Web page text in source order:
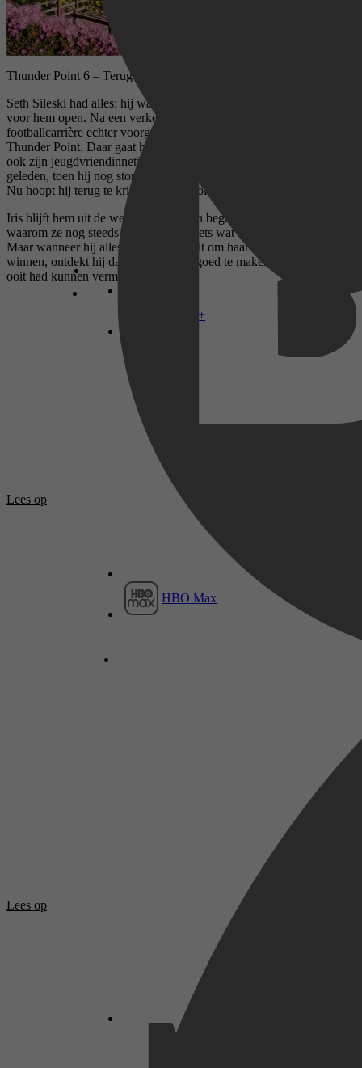
Disney+
HBO Max
Thunder Point 6 – Terug naar jou De Thunder Pointserie
Seth Sileski had alles: hij was sportief, populair en de toekomst lag
voor hem open. Na een verkeersongeluk is zijn veelbelovende
footballcarrière echter voorgoed voorbij, en keert hij terug naar
Thunder Point. Daar gaat hij als politieagent aan de slag. Hij loopt
ook zijn jeugdvriendinnetje Iris weer tegen het lijf. Ooit, lang
geleden, toen hij nog stom en onbezonnen was, brak hij haar hart…
Nu hoopt hij terug te krijgen wat ze ooit hadden.
Iris blijft hem uit de weg gaan, en Seth begrijpt niet helemaal
waarom ze nog steeds zo boos is om iets wat lang geleden gebeurde.
Maar wanneer hij alles uit de kast haalt om haar weer voor zich te
winnen, ontdekt hij dat hij veel meer goed te maken heeft dan hij
ooit had kunnen vermoeden…
Lees op
Lees op